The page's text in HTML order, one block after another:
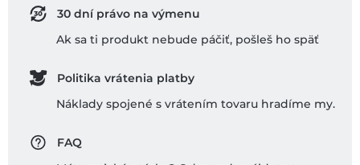
30 dní právo na výmenu
Ak sa ti produkt nebude páčiť, pošleš ho späť
Politika vrátenia platby
Náklady spojené s vrátením tovaru hradíme my.
FAQ